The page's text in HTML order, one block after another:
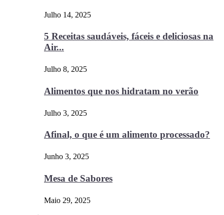
Julho 14, 2025
5 Receitas saudáveis, fáceis e deliciosas na
Air...
Julho 8, 2025
Alimentos que nos hidratam no verão
Julho 3, 2025
Afinal, o que é um alimento processado?
Junho 3, 2025
Mesa de Sabores
Maio 29, 2025